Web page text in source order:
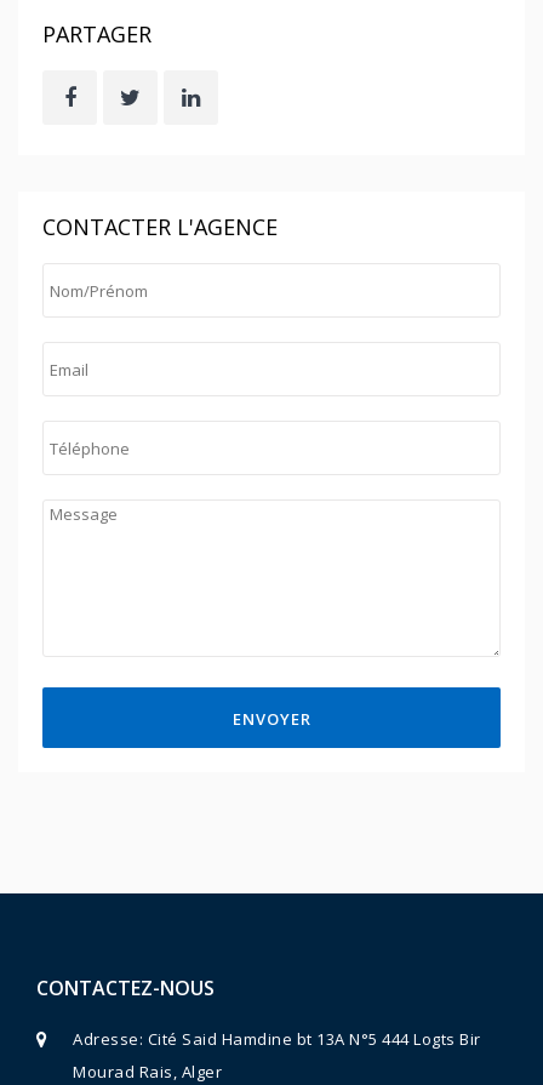
PARTAGER
CONTACTER L'AGENCE
ENVOYER
CONTACTEZ-NOUS
Adresse: Cité Said Hamdine bt 13A N°5 444 Logts Bir
Mourad Rais, Alger